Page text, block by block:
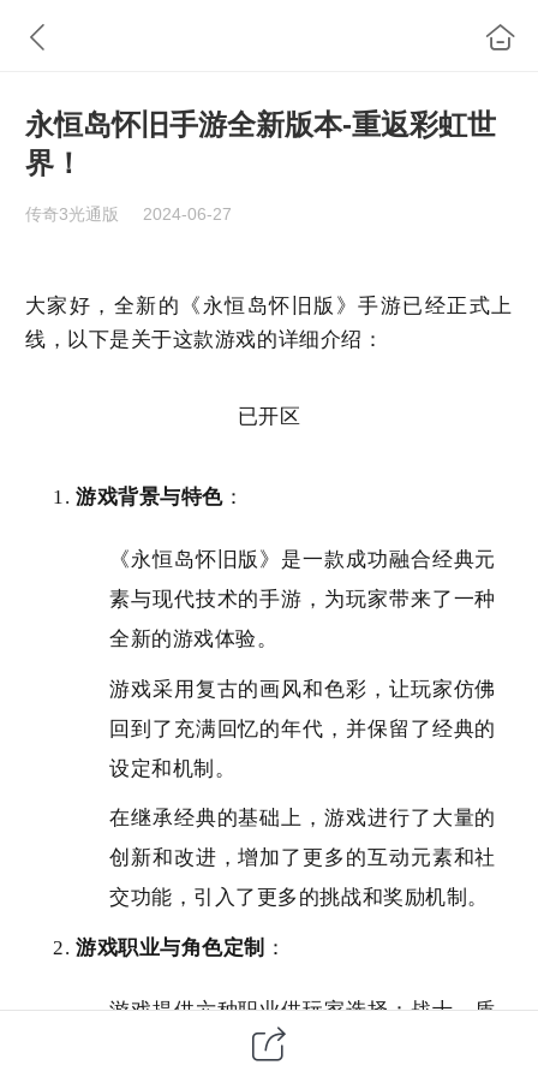
永恒岛怀旧手游全新版本-重返彩虹世
界！
传奇3光通版 2024-06-27
大家好，全新的《永恒岛怀旧版》手游已经正式上
线，以下是关于这款游戏的详细介绍：
已开区
游戏背景与特色：
《永恒岛怀旧版》是一款成功融合经典元
素与现代技术的手游，为玩家带来了一种
全新的游戏体验。
游戏采用复古的画风和色彩，让玩家仿佛
回到了充满回忆的年代，并保留了经典的
设定和机制。
在继承经典的基础上，游戏进行了大量的
创新和改进，增加了更多的互动元素和社
交功能，引入了更多的挑战和奖励机制。
游戏职业与角色定制 ：
游戏提供六种职业供玩家选择：战士、盾
卫、法师、游侠、工程师和术士，每种职